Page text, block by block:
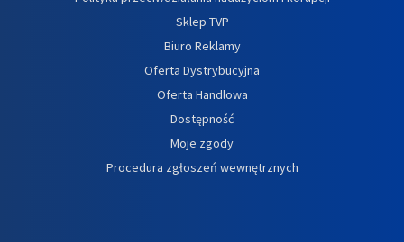
Sklep TVP
Biuro Reklamy
Oferta Dystrybucyjna
Oferta Handlowa
Dostępność
Moje zgody
Procedura zgłoszeń wewnętrznych